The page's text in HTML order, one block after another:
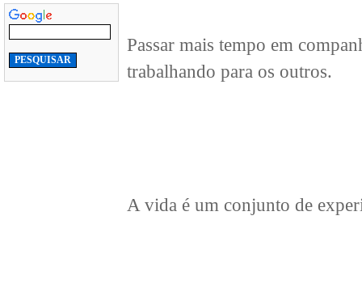
Passar mais tempo em
trabalhando para os outros.
A vida é um conjunto de